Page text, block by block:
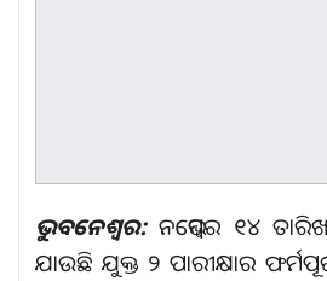
ଭୁବନେଶ୍ୱର: ନଭେମ୍ବର ୧୪
ଯାଉଛି ଯୁକ୍ତ ୨ ପାରୀକ୍ଷାର